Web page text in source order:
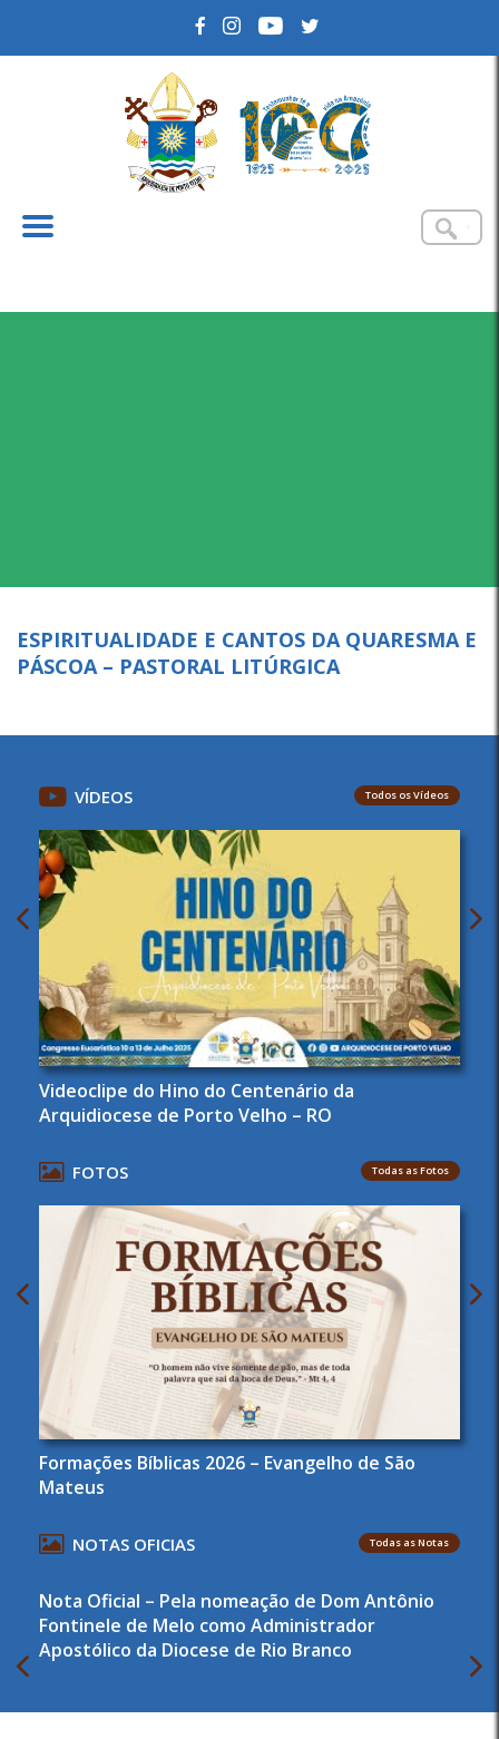
ESPIRITUALIDADE E CANTOS DA QUARESMA E
PÁSCOA – PASTORAL LITÚRGICA
VÍDEOS Todos os Vídeos
Videoclipe do Hino do Centenário da
Arquidiocese de Porto Velho – RO
FOTOS Todas as Fotos
Formações Bíblicas 2026 – Evangelho de São
Mateus
NOTAS OFICIAS Todas as Notas
Nota Oficial – Pela nomeação de Dom Antônio
Fontinele de Melo como Administrador
Apostólico da Diocese de Rio Branco